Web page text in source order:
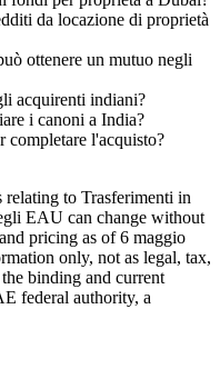
da locazione di proprietà
ottenere un mutuo negli
acquirenti indiani?
i canoni a India?
completare l'acquisto?
relating to Trasferimenti in
EAU can change without
pricing as of 6 maggio
only, not as legal, tax,
binding and current
federal authority, a